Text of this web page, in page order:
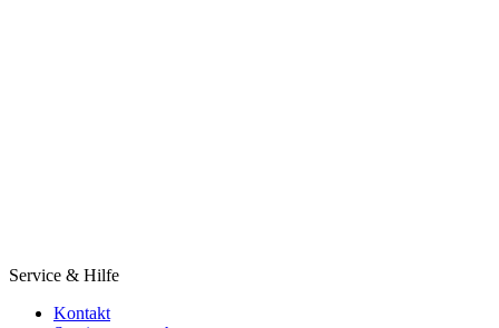
Service & Hilfe
Kontakt